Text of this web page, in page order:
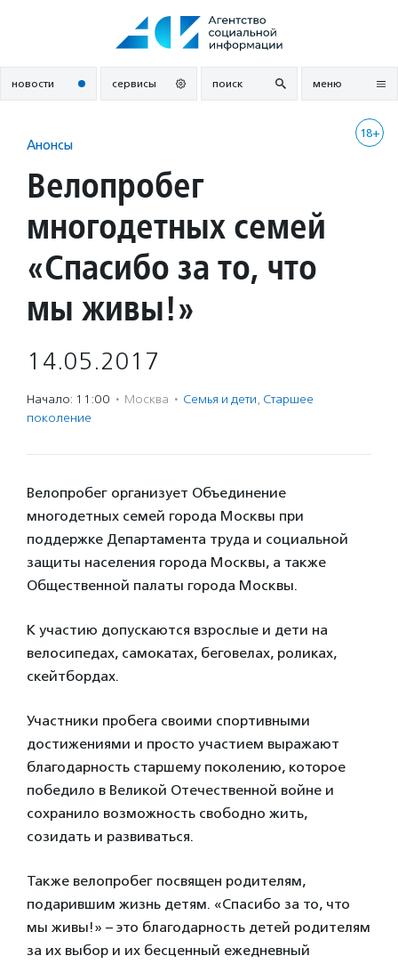
новости сервисы поиск меню
18+
Анонсы
Велопробег
многодетных семей
«Спасибо за то, что
мы живы!»
14.05.2017
Начало: 11:00 · Москва · Семья и дети, Старшее
поколение
Велопробег организует Объединение
многодетных семей города Москвы при
поддержке Департамента труда и социальной
защиты населения города Москвы, а также
Общественной палаты города Москвы.
К участию допускаются взрослые и дети на
велосипедах, самокатах, беговелах, роликах,
скейтбордах.
Участники пробега своими спортивными
достижениями и просто участием выражают
благодарность старшему поколению, которое
победило в Великой Отечественной войне и
сохранило возможность свободно жить,
созидать и развиваться.
Также велопробег посвящен родителям,
подарившим жизнь детям. «Спасибо за то, что
мы живы!» – это благодарность детей родителям
за их выбор и их бесценный ежедневный